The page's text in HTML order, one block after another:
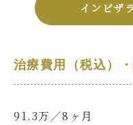
インビザ
治療費用（税込）
91.3万／8ヶ月